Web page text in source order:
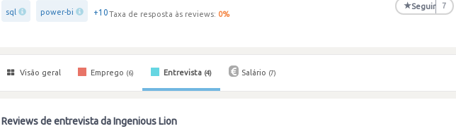
sql power-bi +10Taxa de resposta às reviews: 0%
★Seguir 7
Visão geral Emprego (6) Entrevista (4) Salário (7)
Reviews de entrevista da Ingenious Lion